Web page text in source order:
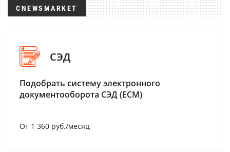
CNEWSMARKET
СЭД
Подобрать систему электронного
документооборота СЭД (ECM)
От 1 360 руб./месяц